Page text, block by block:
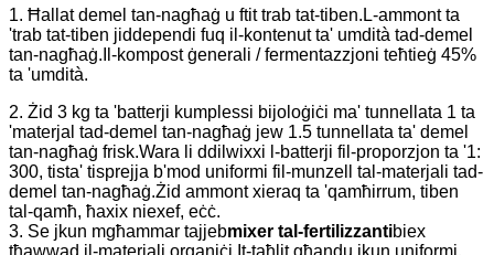
1. Ħallat demel tan-nagħaġ u ftit trab tat-tiben.L-ammont ta
'trab tat-tiben jiddependi fuq il-kontenut ta' umdità tad-demel
tan-nagħaġ.Il-kompost ġenerali / fermentazzjoni teħtieġ 45%
ta 'umdità.
2. Żid 3 kg ta 'batterji kumplessi bijoloġiċi ma' tunnellata 1 ta
'materjal tad-demel tan-nagħaġ jew 1.5 tunnellata ta' demel
tan-nagħaġ frisk.Wara li ddilwixxi l-batterji fil-proporzjon ta '1:
300, tista' tisprejja b'mod uniformi fil-munzell tal-materjali tad-
demel tan-nagħaġ.Żid ammont xieraq ta 'qamħirrum, tiben
tal-qamħ, ħaxix niexef, eċċ.
3. Se jkun mgħammar tajjebmixer tal-fertilizzantibiex